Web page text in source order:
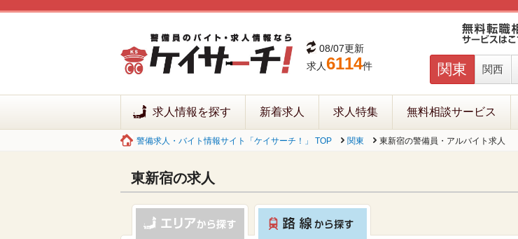
08/07更新
求人6114件 関東 関西
求人情報を探す 新着求人 求人特集 無料相談サービス
警備求人・バイト情報サイト「ケイサーチ！」 TOP 関東 東新宿の警備員・アルバイト求人
東新宿の求人